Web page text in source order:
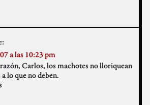
a las 10:23 pm
Carlos, los machotes no lloriquean
lo que no deben.